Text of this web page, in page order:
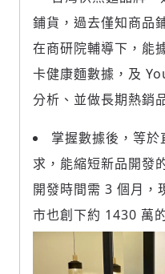
鋪貨，過去僅知商品
在商研院輔導下，能
卡健康麵數據，及
分析、並做長期熱銷
掌握數據後，等
求，能縮短新品開發
開發時間需 3 個月，
市也創下約 1430 萬